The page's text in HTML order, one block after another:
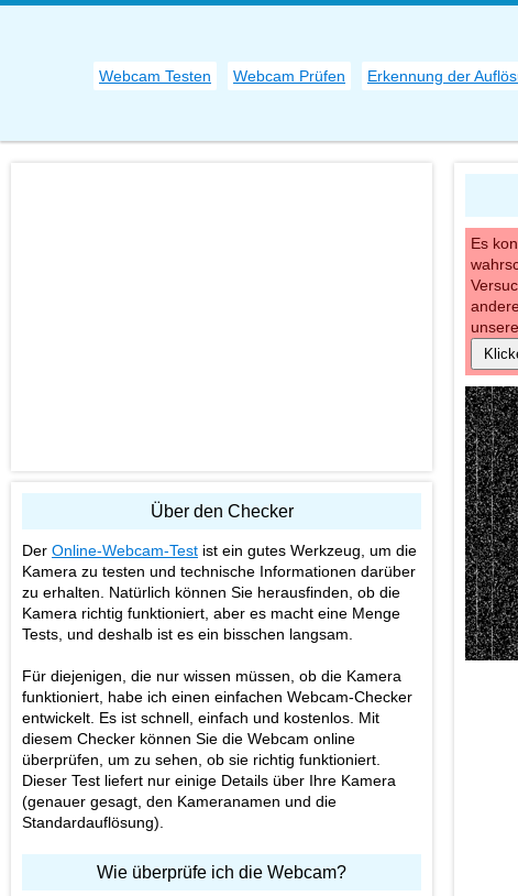
Webcam Testen Webcam Prüfen Erkennung der
Es
Über den Checker
Der Online-Webcam-Test ist ein gutes Werkzeug, um die
Kamera zu testen und technische Informationen darüber
zu erhalten. Natürlich können Sie herausfinden, ob die
Kamera richtig funktioniert, aber es macht eine Menge
Tests, und deshalb ist es ein bisschen langsam.
Für diejenigen, die nur wissen müssen, ob die Kamera
funktioniert, habe ich einen einfachen Webcam-Checker
entwickelt. Es ist schnell, einfach und kostenlos. Mit
diesem Checker können Sie die Webcam online
überprüfen, um zu sehen, ob sie richtig funktioniert.
Dieser Test liefert nur einige Details über Ihre Kamera
(genauer gesagt, den Kameranamen und die
Standardauflösung).
Wie überprüfe ich die Webcam?